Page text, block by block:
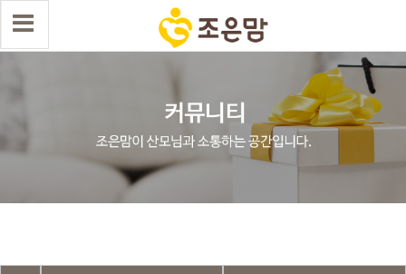
select wr_id, wr_subject from g5_write_m05_04 where wr_is_comment
= 0 and wr_datetime <= '2026-04-23 17:45:22' and wr_id <> '2724'
order by wr_datetime desc limit 1 asdasf